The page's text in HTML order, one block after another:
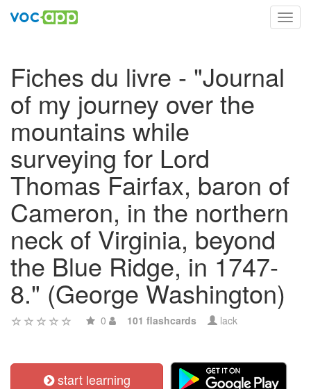
Fiches du livre - "Journal
of my journey over the
mountains while
surveying for Lord
Thomas Fairfax, baron of
Cameron, in the northern
neck of Virginia, beyond
the Blue Ridge, in 1747-
8." (George Washington)
0 101 flashcards lack
start learning